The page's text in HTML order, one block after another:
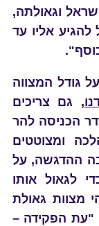
וגאולתה,
אליו עד
גודל המצווה
, גם צריכים
הכניסה להר
ומצוטטים
ההדגשה, על
לגאול אותו
מצוות גאולת
"עת הפקידה –